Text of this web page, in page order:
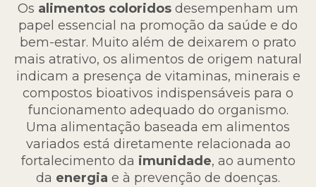
Os alimentos coloridos desempenham um
papel essencial na promoção da saúde e do
bem-estar. Muito além de deixarem o prato
mais atrativo, os alimentos de origem natural
indicam a presença de vitaminas, minerais e
compostos bioativos indispensáveis para o
funcionamento adequado do organismo.
Uma alimentação baseada em alimentos
variados está diretamente relacionada ao
fortalecimento da imunidade, ao aumento
da energia e à prevenção de doenças.